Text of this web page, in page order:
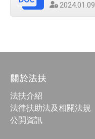
發
2024.01.09
關於法扶
法扶介紹
法律扶助法及相關法規
公開資訊